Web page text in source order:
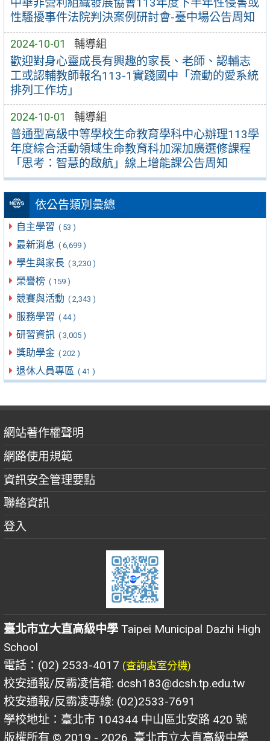
性騷擾事件法院判決案例研討會-臺中場公告周知
2024-10-01 輔導組
歡迎對身心靈成長有興趣的家長、老師、認輔志
工或認輔教師報名113-1實踐國中「流動的愛系統
排列工作坊」
2024-10-01 輔導組
普通型高級中等學校生命教育學科中心辦理113學
年度綜合活動領域生命教育科加深加廣選修課程
「思考：智慧的啟航」線上增能課公告周知
依公告類別彙總
自主學習 ( 53 )
最新消息 ( 6,699 )
學生與家長 ( 3,230 )
榮譽榜 ( 159 )
競賽與活動 ( 2,343 )
服務學習 ( 44 )
研習資訊 ( 3,005 )
獎助學金 ( 202 )
退休人員專區 ( 41 )
網站著作權聲明
網路使用規範
資訊安全管理要點
聯絡資訊
登入
臺北市立大直高級中學 Taipei Municipal Dazhi High
School
電話：(02) 2533-4017 (查詢處室分機)
校安通報/反霸凌信箱: dcsh183@dcsh.tp.edu.tw
校安通報/反霸凌專線: (02)2533-7691
學校地址：臺北市 104344 中山區北安路 420 號
版權所有 © 2019 - 2026 臺北市立大直高級中學